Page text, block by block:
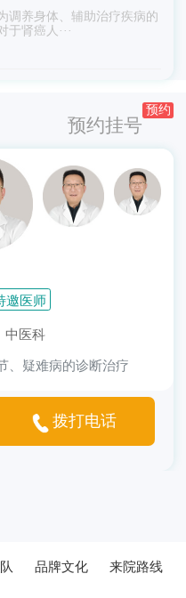
调养身体、辅助治疗疾病的
于肾癌人···
预约挂号
预约
邀医师
医科
、疑难病的诊断治疗
拨打电话
品牌文化 来院路线